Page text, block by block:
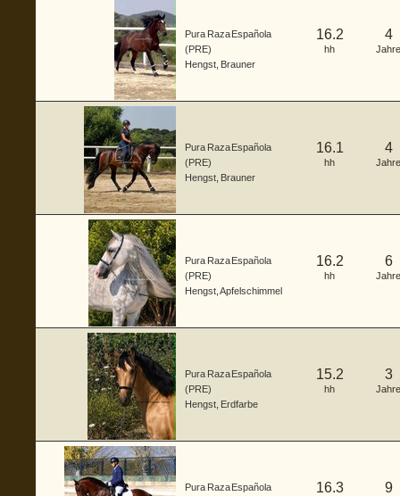
Pura Raza Española
(PRE)
Hengst Brauner
16.2
hh
4
Jahre
Pura Raza Española
(PRE)
Hengst Brauner
16.1
hh
4
Jahre
Pura Raza Española
(PRE)
Hengst Apfelschimmel
16.2
hh
6
Jahre
Pura Raza Española
(PRE)
Hengst Erdfarbe
15.2
hh
3
Jahre
Pura Raza Española
16.3 9